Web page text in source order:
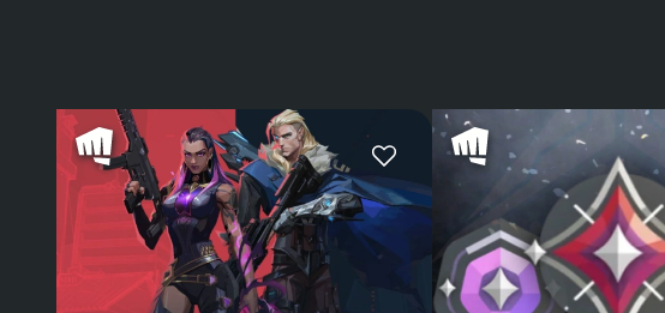
KAY/O(+15%)
Reyna(+15%)
Raze(+15%)
(+15%)
Neon (+15%)